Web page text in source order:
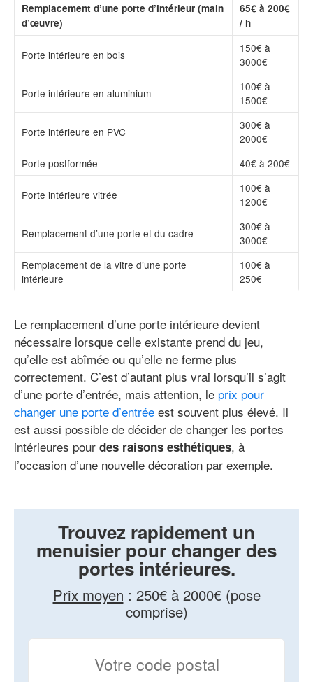
Remplacement d’une porte d’intérieur (main
d’œuvre)
65€ à 200€
/ h
Porte intérieure en bois
150€ à
3000€
Porte intérieure en aluminium
100€ à
1500€
Porte intérieure en PVC
300€ à
2000€
Porte postformée
40€ à 200€
Porte intérieure vitrée
100€ à
1200€
Remplacement d’une porte et du cadre
300€ à
3000€
Remplacement de la vitre d’une porte
intérieure
100€ à
250€
Le remplacement d’une porte intérieure devient
nécessaire lorsque celle existante prend du jeu,
qu’elle est abîmée ou qu’elle ne ferme plus
correctement. C’est d’autant plus vrai lorsqu’il s’agit
d’une porte d’entrée, mais attention, le prix pour
changer une porte d’entrée est souvent plus élevé. Il
est aussi possible de décider de changer les portes
intérieures pour des raisons esthétiques, à
l’occasion d’une nouvelle décoration par exemple.
Trouvez rapidement un
menuisier pour changer des
portes intérieures.
Prix moyen : 250€ à 2000€ (pose
comprise)